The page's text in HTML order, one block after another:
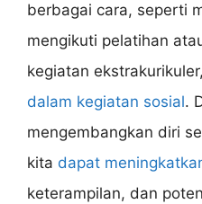
berbagai cara, seperti
mengikuti pelatihan
kegiatan
dalam kegiatan sosial.
mengembangkan diri
kita dapat
keterampilan, dan